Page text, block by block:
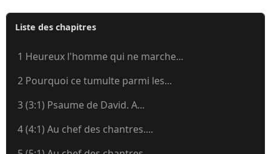
Liste des chapitres
1 Heureux l'homme qui ne marche...
2 Pourquoi ce tumulte parmi les...
3 (3:1) Psaume de David. A...
4 (4:1) Au chef des chantres....